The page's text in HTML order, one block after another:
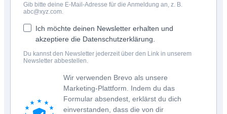
Gib bitte deine E-Mail-Adresse für die Anmeldung an, z. B.
abc@xyz.com.
Ich möchte deinen Newsletter erhalten und
akzeptiere die Datenschutzerklärung.
Du kannst den Newsletter jederzeit über den Link in unserem
Newsletter abbestellen.
Wir verwenden Brevo als unsere
Marketing-Plattform. Indem du das
Formular absendest, erklärst du dich
einverstanden, dass die von dir